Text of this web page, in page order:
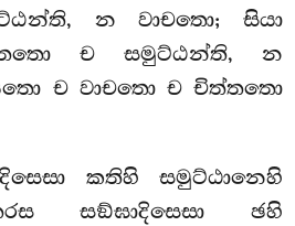
න වාචතො; සියා
ච සමුට්ඨන්ති, න
ච වාචතො ච චිත්තතො
කතිහි සමුට්ඨානෙහි
සඞ්ඝාදිසෙසා ඡහි